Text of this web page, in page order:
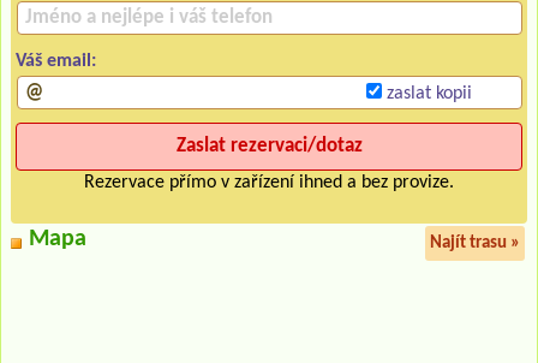
Váš email:
zaslat kopii
Rezervace přímo v zařízení ihned a bez provize.
Mapa Najít trasu »